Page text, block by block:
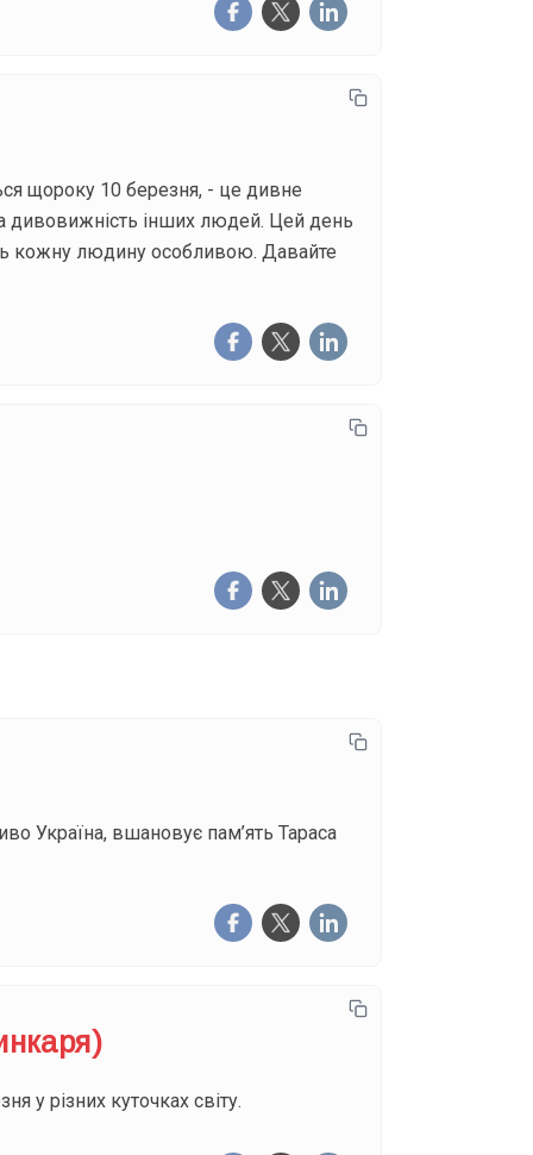
щороку 10 березня, - це дивне
дивовижність інших людей. Цей день
кожну людину особливою. Давайте
Україна, вшановує пам’ять Тараса
у різних куточках світу.